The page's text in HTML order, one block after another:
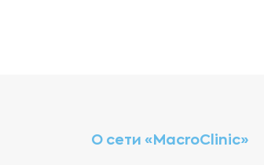
О сети «MacroClinic»